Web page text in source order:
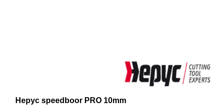
Hepyc speedboor PRO 10mm